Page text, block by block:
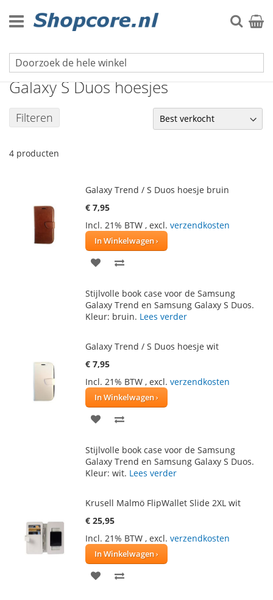
naar
de
Zoek
Samsung hoesjes
Galaxy S Duos hoesjes
Filteren
4 producten
Galaxy Trend / S Duos hoesje bruin
€ 7,95
Incl. 21% BTW , excl. verzendkosten
In Winkelwagen
VOEG
AAN TE
Stijlvolle book case voor de Samsung
Galaxy Trend en Samsung Galaxy S Duos.
Kleur: bruin. Lees verder
Galaxy Trend / S Duos hoesje wit
€ 7,95
Incl. 21% BTW , excl. verzendkosten
In Winkelwagen
VOEG
AAN TE
Stijlvolle book case voor de Samsung
Galaxy Trend en Samsung Galaxy S Duos.
Kleur: wit. Lees verder
Krusell Malmö FlipWallet Slide 2XL wit
€ 25,95
Incl. 21% BTW , excl. verzendkosten
In Winkelwagen
VOEG